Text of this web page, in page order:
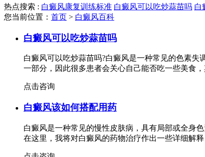
热点搜索 : 白癜风康复训练标准 白癜风可以吃炒蒜苗吗 白
您当前位置： 首页 > 白癜风百科
白癜风可以吃炒蒜苗吗
白癜风可以吃炒蒜苗吗?白癜风是一种常见的色素
一部分，因此很多患者会关心自己能否吃一些美食
点击咨询
白癜风该如何搭配用药
白癜风是一种常见的慢性皮肤病，具有局部或全身
在这里，我将对白癜风的药物治疗作出一些详细解